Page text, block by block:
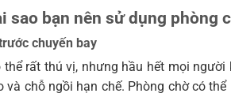
sao bạn nên sử dụng phòng
chuyến bay
thể rất thú vị, nhưng hầu hết mọi
và chỗ ngồi hạn chế. Phòng chờ có